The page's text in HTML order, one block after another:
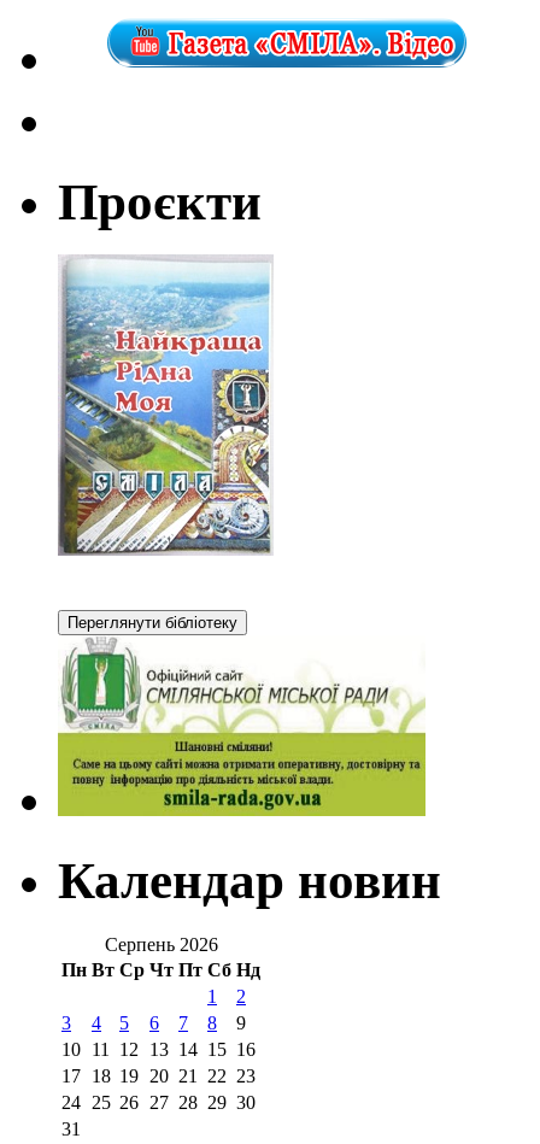
Проєкти
Календар новин
Серпень 2026
Пн Вт Ср Чт Пт Сб Нд
1
2
3
4 5 6 7 8
9
10 11 12 13 14 15 16
17 18 19 20 21 22 23
24 25 26 27 28 29 30
31